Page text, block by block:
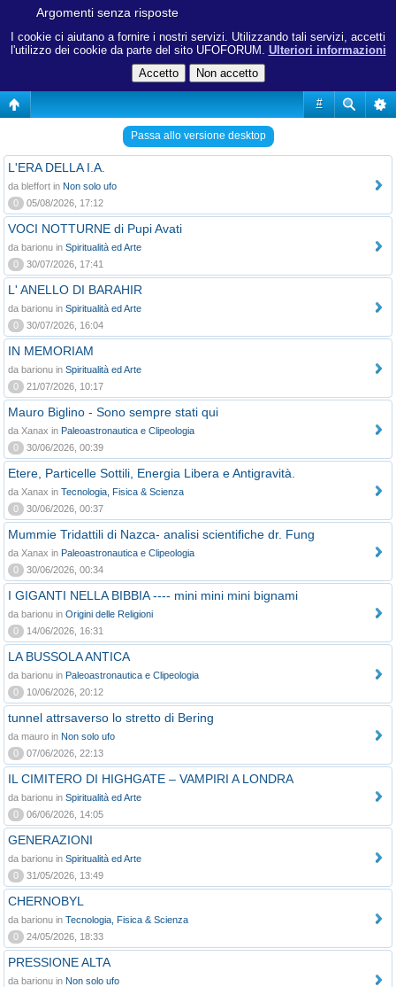
I cookie ci aiutano a fornire i nostri servizi. Utilizzando tali servizi, accetti
l'utilizzo dei cookie da parte del sito UFOFORUM. Ulteriori informazioni
#
Argomenti senza risposte
Passa allo versione desktop
L'ERA DELLA I.A.
da bleffort in Non solo ufo
0
05/08/2026, 17:12
VOCI NOTTURNE di Pupi Avati
da barionu in Spiritualità ed Arte
0
30/07/2026, 17:41
L' ANELLO DI BARAHIR
da barionu in Spiritualità ed Arte
0
30/07/2026, 16:04
IN MEMORIAM
da barionu in Spiritualità ed Arte
0
21/07/2026, 10:17
Mauro Biglino - Sono sempre stati qui
da Xanax in Paleoastronautica e Clipeologia
0
30/06/2026, 00:39
Etere, Particelle Sottili, Energia Libera e Antigravità.
da Xanax in Tecnologia, Fisica & Scienza
0
30/06/2026, 00:37
Mummie Tridattili di Nazca- analisi scientifiche dr. Fung
da Xanax in Paleoastronautica e Clipeologia
0
30/06/2026, 00:34
I GIGANTI NELLA BIBBIA ---- mini mini mini bignami
da barionu in Origini delle Religioni
0
14/06/2026, 16:31
LA BUSSOLA ANTICA
da barionu in Paleoastronautica e Clipeologia
0
10/06/2026, 20:12
tunnel attrsaverso lo stretto di Bering
da mauro in Non solo ufo
0
07/06/2026, 22:13
IL CIMITERO DI HIGHGATE – VAMPIRI A LONDRA
da barionu in Spiritualità ed Arte
0
06/06/2026, 14:05
GENERAZIONI
da barionu in Spiritualità ed Arte
0
31/05/2026, 13:49
CHERNOBYL
da barionu in Tecnologia, Fisica & Scienza
0
24/05/2026, 18:33
PRESSIONE ALTA
da barionu in Non solo ufo